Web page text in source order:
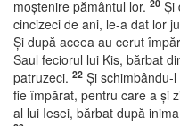
moştenire pământul lor. 20 Şi
cincizeci de ani, le-a dat lor
Şi după aceea au cerut
Saul feciorul lui Kis, bărbat
patruzeci. 22 Şi schimbându-
fie împărat, pentru care a şi
al lui Iesei, bărbat după